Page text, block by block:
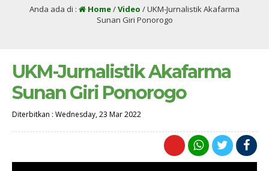
Anda ada di : Home/Video /UKM-Jurnalistik Akafarma
Sunan Giri Ponorogo
UKM-Jurnalistik Akafarma
Sunan Giri Ponorogo
Diterbitkan : Wednesday, 23 Mar 2022